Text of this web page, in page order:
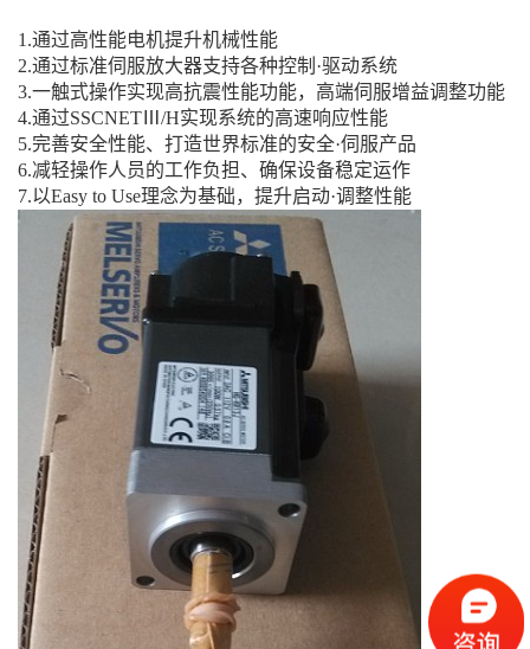
1.通过高性能电机提升机械性能
2.通过标准伺服放大器支持各种控制·驱动系统
3.一触式操作实现高抗震性能功能，高端伺服增益调整功能
4.通过SSCNETⅢ/H实现系统的高速响应性能
5.完善安全性能、打造世界标准的安全·伺服产品
6.减轻操作人员的工作负担、确保设备稳定运作
7.以Easy to Use理念为基础，提升启动·调整性能